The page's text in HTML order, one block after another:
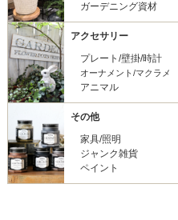
ガーデニング資材
アクセサリー
プレート/壁掛/時計
オーナメント/マクラメ
アニマル
その他
家具/照明
ジャンク雑貨
ペイント